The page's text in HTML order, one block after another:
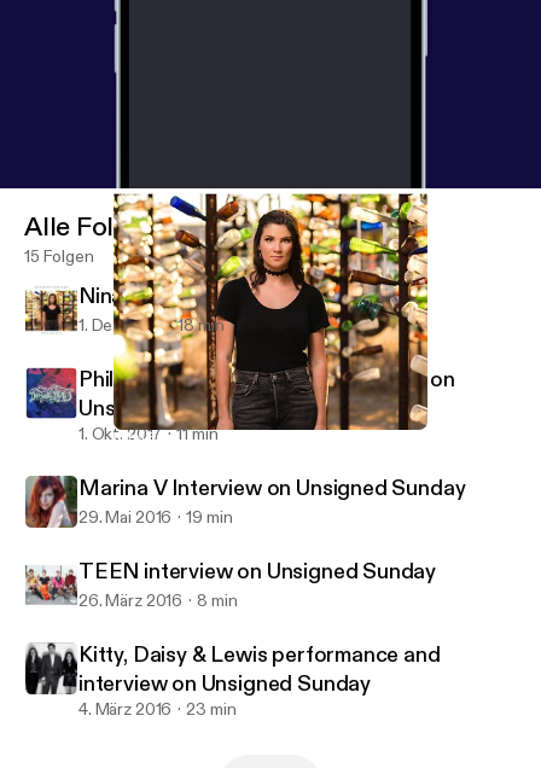
Nina Francis on 88.5 FM
Alle Folgen
15 Folgen
Nina Francis on 88.5 FM
1. Dez. 2017 18 min
Phil Pirrone (Desert Daze) Interview on
Unsigned Sunday
1. Okt. 2017 11 min
Marina V Interview on Unsigned Sunday
29. Mai 2016 19 min
TEEN interview on Unsigned Sunday
26. März 2016 8 min
Kitty, Daisy & Lewis performance and
interview on Unsigned Sunday
4. März 2016 23 min